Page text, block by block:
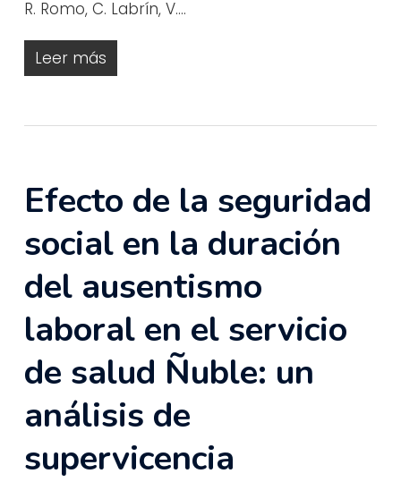
R. Romo, C. Labrín, V.…
Leer más
Efecto de la seguridad
social en la duración
del ausentismo
laboral en el servicio
de salud Ñuble: un
análisis de
supervicencia